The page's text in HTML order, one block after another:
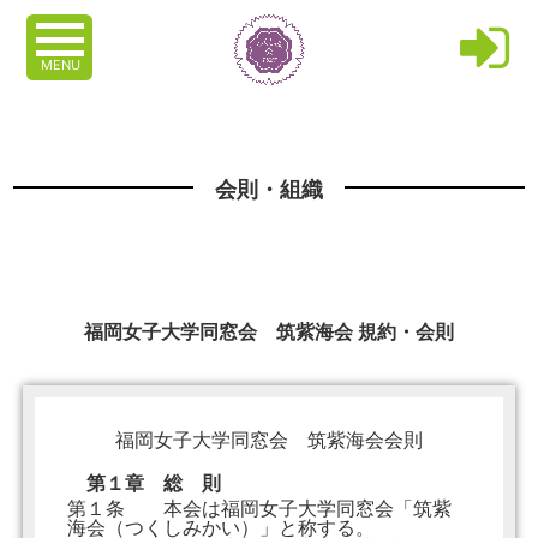
MENU
会則・組織
福岡女子大学同窓会 筑紫海会 規約・会則
福岡女子大学同窓会 筑紫海会会則
第１章 総 則
第１条 本会は福岡女子大学同窓会「筑紫
海会（つくしみかい）」と称する。